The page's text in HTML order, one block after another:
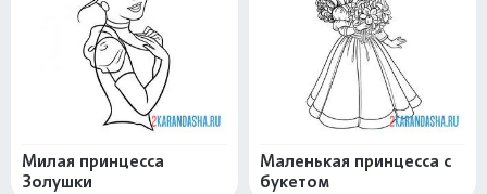
Милая принцесса
Золушки
Маленькая принцесса с
букетом